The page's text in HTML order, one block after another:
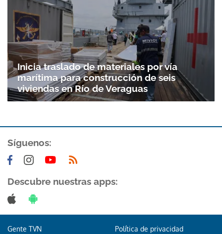
Inicia traslado de materiales por vía
marítima para construcción de seis
viviendas en Río de Veraguas
Síguenos:
Descubre nuestras apps:
Gente TVN Política de privacidad